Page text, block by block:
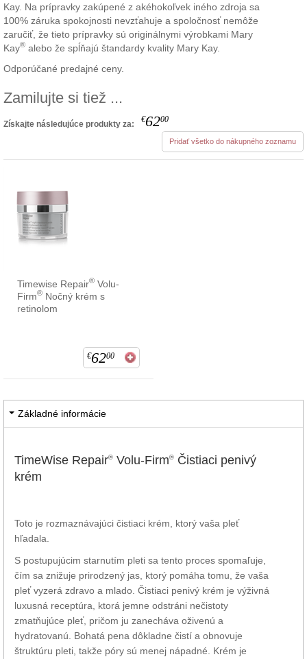
Kay. Na prípravky zakúpené z akéhokoľvek iného zdroja sa
100% záruka spokojnosti nevzťahuje a spoločnosť nemôže
zaručiť, že tieto prípravky sú originálnymi výrobkami Mary
Kay® alebo že spĺňajú štandardy kvality Mary Kay.
Odporúčané predajné ceny.
Zamilujte si tiež ...
Získajte následujúce produkty za: €6200
Pridať všetko do nákupného zoznamu
Timewise Repair® Volu-
Firm® Nočný krém s
retinolom
€6200
Základné informácie
TimeWise Repair® Volu-Firm® Čistiaci penivý
krém
Toto je rozmaznávajúci čistiaci krém, ktorý vaša pleť
hľadala.
S postupujúcim starnutím pleti sa tento proces spomaľuje,
čím sa znižuje prirodzený jas, ktorý pomáha tomu, že vaša
pleť vyzerá zdravo a mlado. Čistiaci penivý krém je výživná
luxusná receptúra, ktorá jemne odstráni nečistoty
zmatňujúce pleť, pričom ju zanecháva oživenú a
hydratovanú. Bohatá pena dôkladne čistí a obnovuje
štruktúru pleti, takže póry sú menej nápadné. Krém je